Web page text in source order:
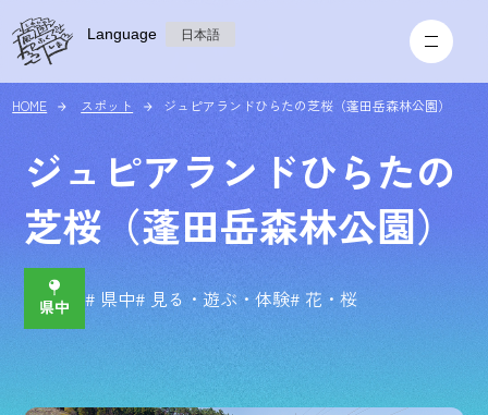
Language 日本語
HOME スポット ジュピアランドひらたの芝桜（蓬田岳森林公園）
ジュピアランドひらたの
芝桜（蓬田岳森林公園）
# 県中# 見る・遊ぶ・体験# 花・桜